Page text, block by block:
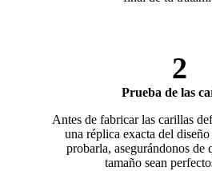
2
Prueba de las
Antes de fabricar las carillas
una réplica exacta del
probarla, asegurándonos de
tamaño sean